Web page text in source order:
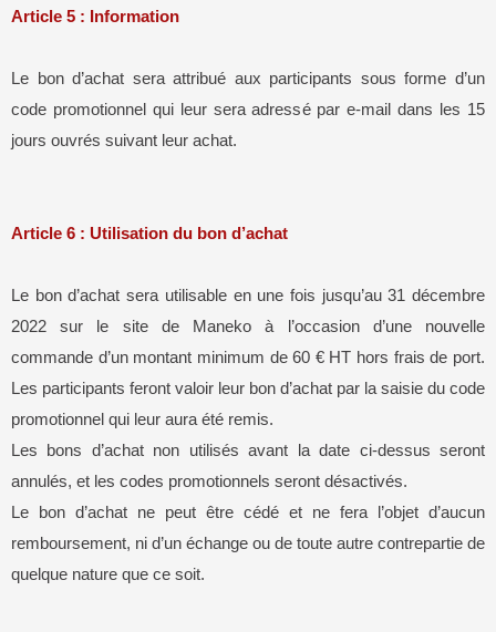
Article 5 : Information
Le bon d’achat sera attribué aux participants sous forme d’un
code promotionnel qui leur sera adressé par e-mail dans les 15
jours ouvrés suivant leur achat.
Article 6 : Utilisation du bon d’achat
Le bon d’achat sera utilisable en une fois jusqu’au 31 décembre
2022 sur le site de Maneko à l’occasion d’une nouvelle
commande d’un montant minimum de 60 € HT hors frais de port.
Les participants feront valoir leur bon d’achat par la saisie du code
promotionnel qui leur aura été remis.
Les bons d’achat non utilisés avant la date ci-dessus seront
annulés, et les codes promotionnels seront désactivés.
Le bon d’achat ne peut être cédé et ne fera l’objet d’aucun
remboursement, ni d’un échange ou de toute autre contrepartie de
quelque nature que ce soit.